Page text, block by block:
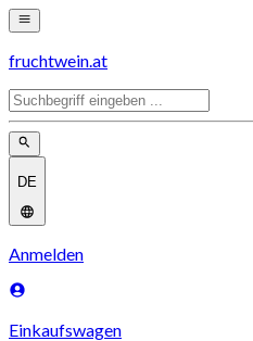
fruchtwein.at
DE
Anmelden
Einkaufswagen